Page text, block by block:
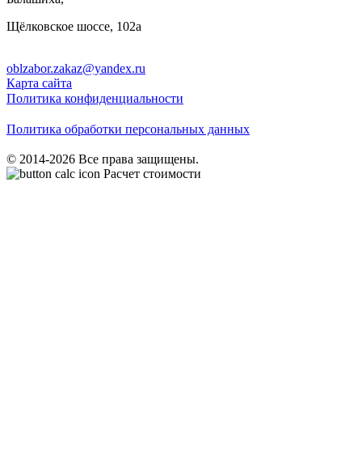
Щёлковское шоссе, 102а
oblzabor.zakaz@yandex.ru
Карта сайта
Политика конфиденциальности
Политика обработки персональных данных
© 2014-2026 Все права защищены.
Расчет стоимости